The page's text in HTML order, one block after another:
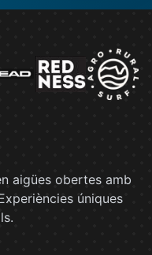
aigües obertes amb
úniques